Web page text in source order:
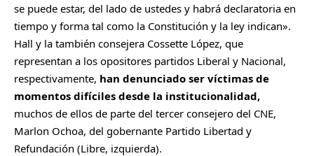
se puede estar, del lado de ustedes y habrá declaratoria en
tiempo y forma tal como la Constitución y la ley indican».
Hall y la también consejera Cossette López, que
representan a los opositores partidos Liberal y Nacional,
respectivamente, han denunciado ser víctimas de
momentos difíciles desde la institucionalidad,
muchos de ellos de parte del tercer consejero del CNE,
Marlon Ochoa, del gobernante Partido Libertad y
Refundación (Libre, izquierda).